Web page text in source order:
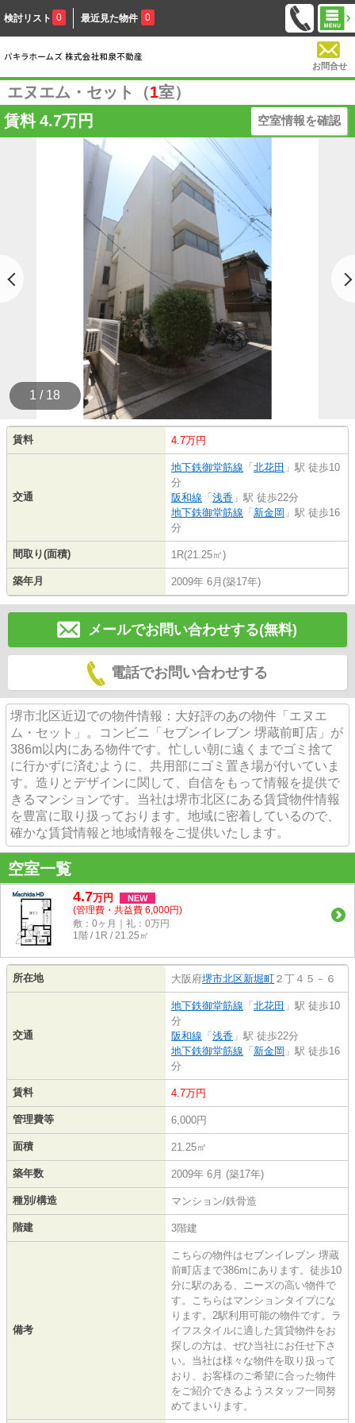
検討リスト 0 最近見た物件 0
お問合せ
エヌエム・セット（1室）
賃料 4.7万円 空室情報を確認
1 / 18
賃料 4.7万円
交通
地下鉄御堂筋線 「 北花田 」駅 徒歩10
分
阪和線 「 浅香 」駅 徒歩22分
地下鉄御堂筋線 「 新金岡 」駅 徒歩16
分
間取り(面積) 1R(21.25㎡)
築年月 2009年 6月(築17年)
メールでお問い合わせする(無料)
電話でお問い合わせする
堺市北区近辺での物件情報：大好評のあの物件「エヌエ
ム・セット」。コンビニ「セブンイレブン 堺蔵前町店」が
386m以内にある物件です。忙しい朝に遠くまでゴミ捨て
に行かずに済むように、共用部にゴミ置き場が付いていま
す。造りとデザインに関して、自信をもって情報を提供で
きるマンションです。当社は堺市北区にある賃貸物件情報
を豊富に取り扱っております。地域に密着しているので、
確かな賃貸情報と地域情報をご提供いたします。
空室一覧
4.7万円 NEW
(管理費・共益費 6,000円)
敷：0ヶ月｜礼：0万円
1階 / 1R / 21.25㎡
所在地 大阪府堺市北区新堀町 ２丁４５－６
交通
地下鉄御堂筋線 「 北花田 」駅 徒歩10
分
阪和線 「 浅香 」駅 徒歩22分
地下鉄御堂筋線 「 新金岡 」駅 徒歩16
分
賃料 4.7万円
管理費等 6,000円
面積 21.25㎡
築年数 2009年 6月 (築17年)
種別/構造 マンション/鉄骨造
階建 3階建
備考
こちらの物件はセブンイレブン 堺蔵
前町店まで386mにあります。徒歩10
分に駅のある、ニーズの高い物件で
す。こちらはマンションタイプにな
ります。2駅利用可能の物件です。ラ
イフスタイルに適した賃貸物件をお
探しの方は、ぜひ当社にお任せ下さ
い。当社は様々な物件を取り扱って
おり、お客様のご希望に合った物件
をご紹介できるようスタッフ一同努
めてまいります。